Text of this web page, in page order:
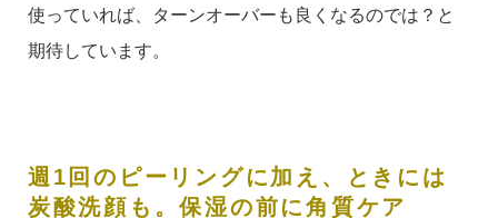
使っていれば、ターンオーバーも良くなるのでは？と
期待しています。
週1回のピーリングに加え、ときには
炭酸洗顔も。保湿の前に角質ケア